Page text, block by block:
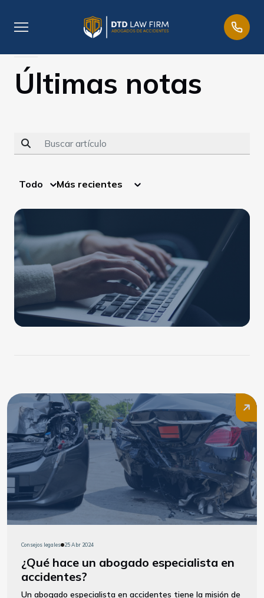
Últimas notas
Todo Más recientes
Consejos legales 25 Abr 2024
¿Qué hace un abogado especialista en
accidentes?
Un abogado especialista en accidentes tiene la misión de